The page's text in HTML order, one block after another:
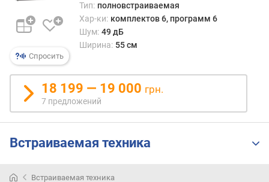
д
е
е
в
х
р
Спросить
Тип: полновстраиваемая
Хар-ки: комплектов 6, программ 6
Шум: 49 дБ
Ширина: 55 см
18 199 — 19 000 грн.
7 предложений
Встраиваемая техника
Встраиваемая техника